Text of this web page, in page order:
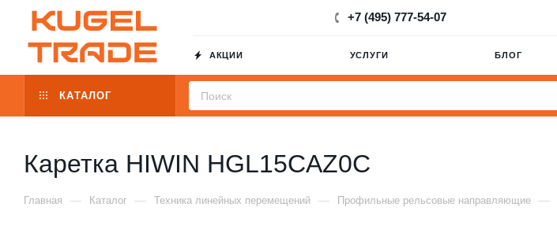
+7 (495) 777-54-07
АКЦИИ УСЛУГИ БЛОГ
КАТАЛОГ
Каретка HIWIN HGL15CAZ0C
Главная — Каталог — Техника линейных перемещений — Профильные рельсовые направляющие —